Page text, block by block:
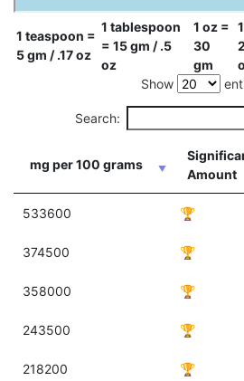
1 teaspoon =
5 gm / .17 oz
1 tablespoon
= 15 gm / .5
oz
1 oz =
30
gm
Show
Search:
mg per 100 grams
Amount
533600 🏆
374500 🏆
358000 🏆
243500 🏆
218200 🏆